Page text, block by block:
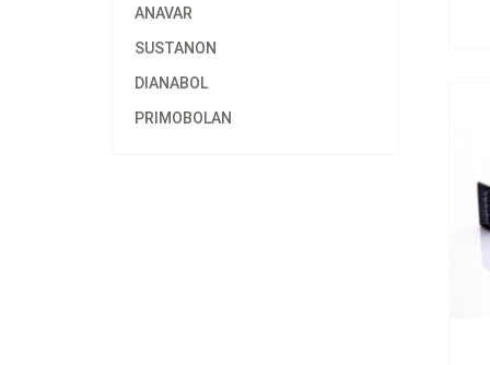
ANAVAR
SUSTANON
DIANABOL
PRIMOBOLAN